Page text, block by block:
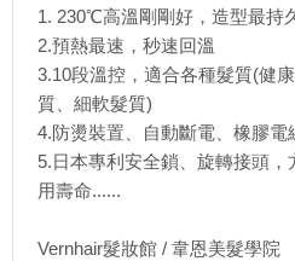
1. 230℃高溫剛剛好，造型最持
2.預熱最速，秒速回溫
3.10段溫控，適合各種髮質(健
質、細軟髮質)
4.防燙裝置、自動斷電、橡膠
5.日本專利安全鎖、旋轉接頭
用壽命......
Vernhair髮妝館 / 韋恩美髮學院